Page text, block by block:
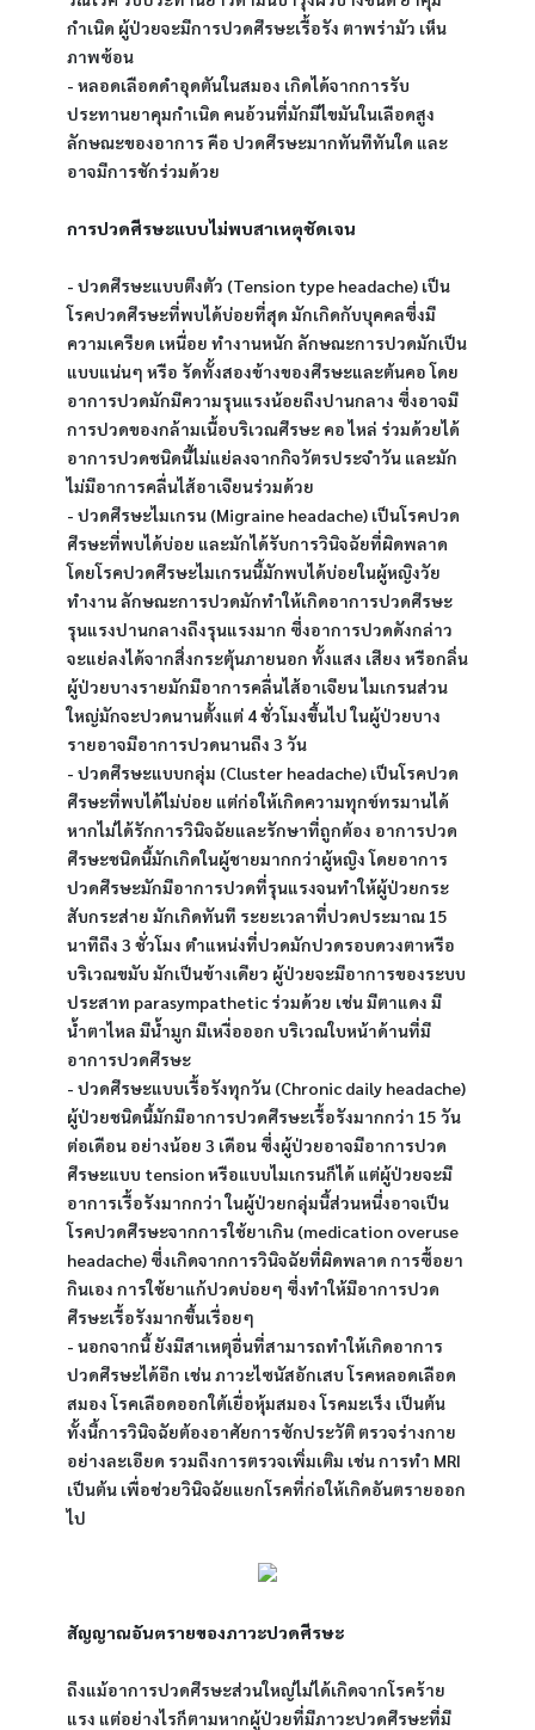
กำเนิด ผู้ป่วยจะมีการปวดศีรษะเรื้อรัง ตาพร่ามัว เห็น
ภาพซ้อน
- หลอดเลือดดำอุดตันในสมอง เกิดได้จากการรับ
ประทานยาคุมกำเนิด คนอ้วนที่มักมีไขมันในเลือดสูง
ลักษณะของอาการ คือ ปวดศีรษะมากทันทีทันใด และ
อาจมีการชักร่วมด้วย
การปวดศีรษะแบบไม่พบสาเหตุชัดเจน
- ปวดศีรษะแบบตึงตัว (Tension type headache) เป็น
โรคปวดศีรษะที่พบได้บ่อยที่สุด มักเกิดกับบุคคลซึ่งมี
ความเครียด เหนื่อย ทำงานหนัก ลักษณะการปวดมักเป็น
แบบแน่นๆ หรือ รัดทั้งสองข้างของศีรษะและต้นคอ โดย
อาการปวดมักมีความรุนแรงน้อยถึงปานกลาง ซึ่งอาจมี
การปวดของกล้ามเนื้อบริเวณศีรษะ คอ ไหล่ ร่วมด้วยได้
อาการปวดชนิดนี้ไม่แย่ลงจากกิจวัตรประจำวัน และมัก
ไม่มีอาการคลื่นไส้อาเจียนร่วมด้วย
- ปวดศีรษะไมเกรน (Migraine headache) เป็นโรคปวด
ศีรษะที่พบได้บ่อย และมักได้รับการวินิจฉัยที่ผิดพลาด
โดยโรคปวดศีรษะไมเกรนนี้มักพบได้บ่อยในผู้หญิงวัย
ทำงาน ลักษณะการปวดมักทำให้เกิดอาการปวดศีรษะ
รุนแรงปานกลางถึงรุนแรงมาก ซึ่งอาการปวดดังกล่าว
จะแย่ลงได้จากสิ่งกระตุ้นภายนอก ทั้งแสง เสียง หรือกลิ่น
ผู้ป่วยบางรายมักมีอาการคลื่นไส้อาเจียน ไมเกรนส่วน
ใหญ่มักจะปวดนานตั้งแต่ 4 ชั่วโมงขึ้นไป ในผู้ป่วยบาง
รายอาจมีอาการปวดนานถึง 3 วัน
- ปวดศีรษะแบบกลุ่ม (Cluster headache) เป็นโรคปวด
ศีรษะที่พบได้ไม่บ่อย แต่ก่อให้เกิดความทุกข์ทรมานได้
หากไม่ได้รักการวินิจฉัยและรักษาที่ถูกต้อง อาการปวด
ศีรษะชนิดนี้มักเกิดในผู้ชายมากกว่าผู้หญิง โดยอาการ
ปวดศีรษะมักมีอาการปวดที่รุนแรงจนทำให้ผู้ป่วยกระ
สับกระส่าย มักเกิดทันที ระยะเวลาที่ปวดประมาณ 15
นาทีถึง 3 ชั่วโมง ตำแหน่งที่ปวดมักปวดรอบดวงตาหรือ
บริเวณขมับ มักเป็นข้างเดียว ผู้ป่วยจะมีอาการของระบบ
ประสาท parasympathetic ร่วมด้วย เช่น มีตาแดง มี
น้ำตาไหล มีน้ำมูก มีเหงื่อออก บริเวณใบหน้าด้านที่มี
อาการปวดศีรษะ
- ปวดศีรษะแบบเรื้อรังทุกวัน (Chronic daily headache)
ผู้ป่วยชนิดนี้มักมีอาการปวดศีรษะเรื้อรังมากกว่า 15 วัน
ต่อเดือน อย่างน้อย 3 เดือน ซึ่งผู้ป่วยอาจมีอาการปวด
ศีรษะแบบ tension หรือแบบไมเกรนก็ได้ แต่ผู้ป่วยจะมี
อาการเรื้อรังมากกว่า ในผู้ป่วยกลุ่มนี้ส่วนหนึ่งอาจเป็น
โรคปวดศีรษะจากการใช้ยาเกิน (medication overuse
headache) ซึ่งเกิดจากการวินิจฉัยที่ผิดพลาด การซื้อยา
กินเอง การใช้ยาแก้ปวดบ่อยๆ ซึ่งทำให้มีอาการปวด
ศีรษะเรื้อรังมากขึ้นเรื่อยๆ
- นอกจากนี้ ยังมีสาเหตุอื่นที่สามารถทำให้เกิดอาการ
ปวดศีรษะได้อีก เช่น ภาวะไซนัสอักเสบ โรคหลอดเลือด
สมอง โรคเลือดออกใต้เยื่อหุ้มสมอง โรคมะเร็ง เป็นต้น
ทั้งนี้การวินิจฉัยต้องอาศัยการซักประวัติ ตรวจร่างกาย
อย่างละเอียด รวมถึงการตรวจเพิ่มเติม เช่น การทำ MRI
เป็นต้น เพื่อช่วยวินิจฉัยแยกโรคที่ก่อให้เกิดอันตรายออก
ไป
สัญญาณอันตรายของภาวะปวดศีรษะ
ถึงแม้อาการปวดศีรษะส่วนใหญ่ไม่ได้เกิดจากโรคร้าย
แรง แต่อย่างไรก็ตามหากผู้ป่วยที่มีภาวะปวดศีรษะที่มี